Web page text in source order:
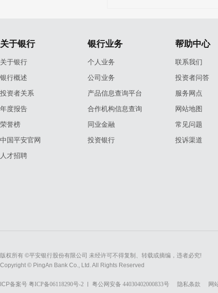
关于银行
关于银行
银行概述
投资者关系
年度报告
荣誉榜
中国平安官网
人才招聘
银行业务
个人业务
公司业务
产品信息查询平台
合作机构信息查询
同业金融
投资银行
帮助中心
联系我们
投资者问答
服务网点
网站地图
常见问题
投诉渠道
版权所有 ©平安银行股份有限公司 未经许可不得复制、转载或摘编，违者必究!
Copyright © PingAn Bank Co., Ltd. All Rights Reserved
ICP备案号 粤ICP备06118290号-2 粤公网安备 44030402000833号 隐私条款 网